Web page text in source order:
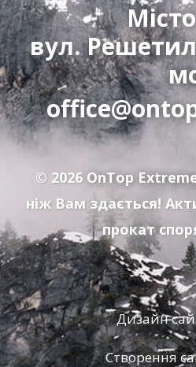
вул.
© 2026 OnTop
ніж Вам здається!
прокат
Дизайн
Створення